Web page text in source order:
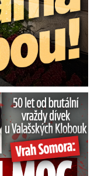
ukryl na skládce